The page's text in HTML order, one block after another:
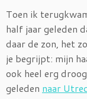
Toen ik
half jaar geleden
daar de zon, het
je begrijpt: mijn
ook heel erg
geleden naar